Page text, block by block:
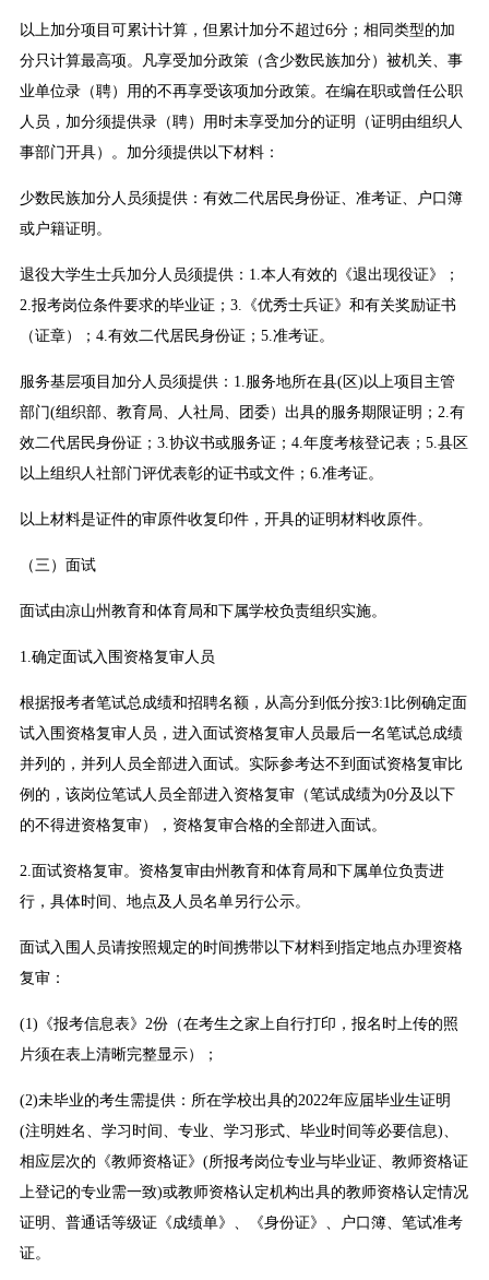
以上加分项目可累计计算，但累计加分不超过6分；相同类型的加
分只计算最高项。凡享受加分政策（含少数民族加分）被机关、事
业单位录（聘）用的不再享受该项加分政策。在编在职或曾任公职
人员，加分须提供录（聘）用时未享受加分的证明（证明由组织人
事部门开具）。加分须提供以下材料：
少数民族加分人员须提供：有效二代居民身份证、准考证、户口簿
或户籍证明。
退役大学生士兵加分人员须提供：1.本人有效的《退出现役证》；
2.报考岗位条件要求的毕业证；3.《优秀士兵证》和有关奖励证书
（证章）；4.有效二代居民身份证；5.准考证。
服务基层项目加分人员须提供：1.服务地所在县(区)以上项目主管
部门(组织部、教育局、人社局、团委）出具的服务期限证明；2.有
效二代居民身份证；3.协议书或服务证；4.年度考核登记表；5.县区
以上组织人社部门评优表彰的证书或文件；6.准考证。
以上材料是证件的审原件收复印件，开具的证明材料收原件。
（三）面试
面试由凉山州教育和体育局和下属学校负责组织实施。
1.确定面试入围资格复审人员
根据报考者笔试总成绩和招聘名额，从高分到低分按3:1比例确定面
试入围资格复审人员，进入面试资格复审人员最后一名笔试总成绩
并列的，并列人员全部进入面试。实际参考达不到面试资格复审比
例的，该岗位笔试人员全部进入资格复审（笔试成绩为0分及以下
的不得进资格复审），资格复审合格的全部进入面试。
2.面试资格复审。资格复审由州教育和体育局和下属单位负责进
行，具体时间、地点及人员名单另行公示。
面试入围人员请按照规定的时间携带以下材料到指定地点办理资格
复审：
(1)《报考信息表》2份（在考生之家上自行打印，报名时上传的照
片须在表上清晰完整显示）；
(2)未毕业的考生需提供：所在学校出具的2022年应届毕业生证明
(注明姓名、学习时间、专业、学习形式、毕业时间等必要信息)、
相应层次的《教师资格证》(所报考岗位专业与毕业证、教师资格证
上登记的专业需一致)或教师资格认定机构出具的教师资格认定情况
证明、普通话等级证《成绩单》、《身份证》、户口簿、笔试准考
证。